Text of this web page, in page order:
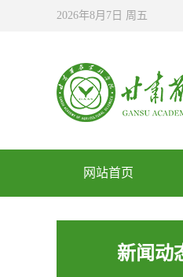
2026年8月7日 周五
网站首页
新闻动